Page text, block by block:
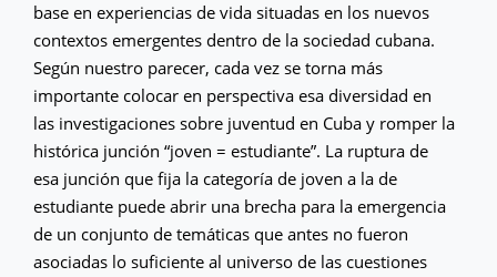
base en experiencias de vida situadas en los nuevos
contextos emergentes dentro de la sociedad cubana.
Según nuestro parecer, cada vez se torna más
importante colocar en perspectiva esa diversidad en
las investigaciones sobre juventud en Cuba y romper la
histórica junción “joven = estudiante”. La ruptura de
esa junción que fija la categoría de joven a la de
estudiante puede abrir una brecha para la emergencia
de un conjunto de temáticas que antes no fueron
asociadas lo suficiente al universo de las cuestiones